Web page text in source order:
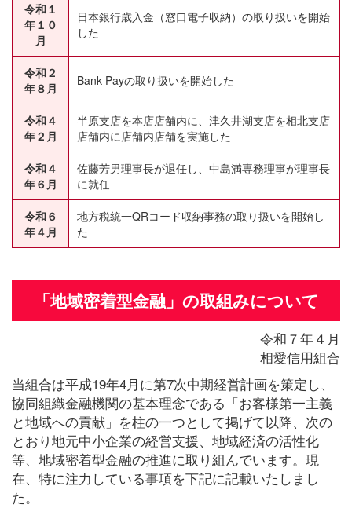
令和１
年１０
月
日本銀行歳入金（窓口電子収納）の取り扱いを開始
した
令和２
年８月
Bank Payの取り扱いを開始した
令和４
年２月
半原支店を本店店舗内に、津久井湖支店を相北支店
店舗内に店舗内店舗を実施した
令和４
年６月
佐藤芳男理事長が退任し、中島満専務理事が理事長
に就任
令和６
年４月
地方税統一QRコード収納事務の取り扱いを開始し
た
「地域密着型金融」の取組みについて
令和７年４月
相愛信用組合
当組合は平成19年4月に第7次中期経営計画を策定し、
協同組織金融機関の基本理念である「お客様第一主義
と地域への貢献」を柱の一つとして掲げて以降、次の
とおり地元中小企業の経営支援、地域経済の活性化
等、地域密着型金融の推進に取り組んでいます。現
在、特に注力している事項を下記に記載いたしまし
た。